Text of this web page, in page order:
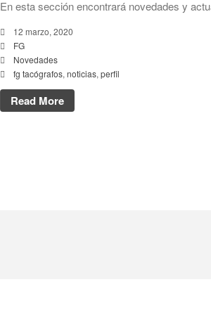
En esta sección encontrará novedades y
12 marzo, 2020
FG
Novedades
fg tacógrafos, noticias, perfil
Read More